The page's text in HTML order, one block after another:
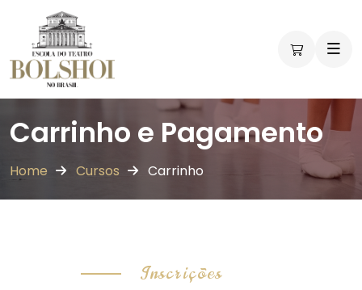
Carrinho e Pagamento
Home Cursos Carrinho
Inscrições